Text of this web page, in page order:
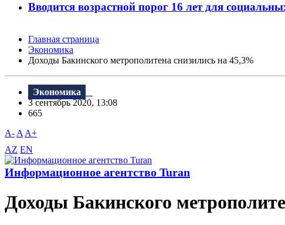
Вводится возрастной порог 16 лет для
Главная страница
Экономика
Доходы Бакинского метрополитена снизились на 45,3%
Экономика
3 сентябрь 2020, 13:08
665
A- A A+
AZ EN
Информационное агентство Turan
Доходы Бакинского